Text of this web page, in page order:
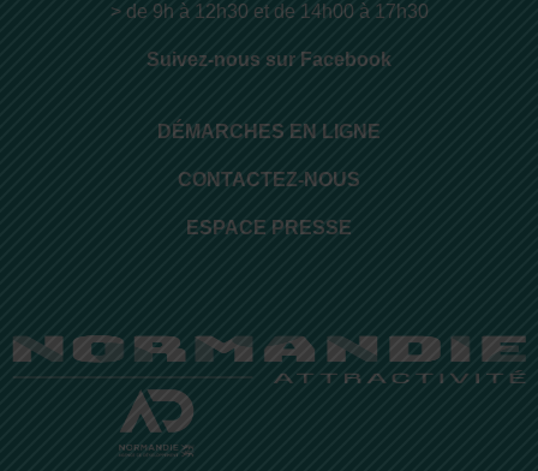
> de 9h à 12h30 et de 14h00 à 17h30
Suivez-nous sur Facebook
DÉMARCHES EN LIGNE
CONTACTEZ-NOUS
ESPACE PRESSE